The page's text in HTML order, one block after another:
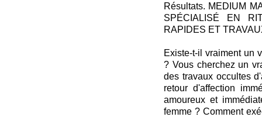
Résultats. MEDIUM
SPÉCIALISÉ EN
RAPIDES ET
Existe-t-il vraiment un
? Vous cherchez un
des travaux occultes
retour d'affection
amoureux et
femme ? Comment